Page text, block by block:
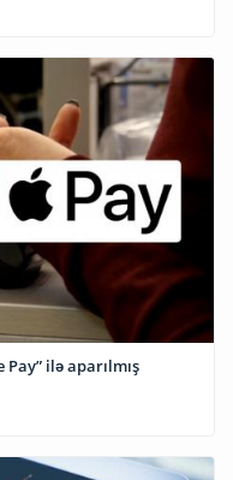
Pay” ilə aparılmış